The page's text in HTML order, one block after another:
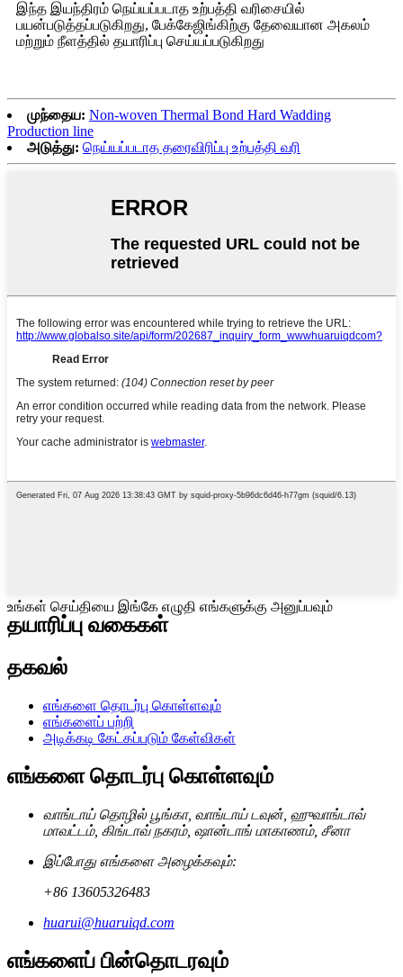
இந்த இயந்திரம் நெய்யப்படாத உற்பத்தி வரிசையில்
பயன்படுத்தப்படுகிறது, பேக்கேஜிங்கிற்கு தேவையான அகலம்
மற்றும் நீளத்தில் தயாரிப்பு செய்யப்படுகிறது
முந்தைய: Non-woven Thermal Bond Hard Wadding
Production line
அடுத்து: நெய்யப்படாத தரைவிரிப்பு உற்பத்தி வரி
உங்கள் செய்தியை இங்கே எழுதி எங்களுக்கு அனுப்பவும்
தயாரிப்பு வகைகள்
தகவல்
எங்களை தொடர்பு கொள்ளவும்
எங்களைப் பற்றி
அடிக்கடி கேட்கப்படும் கேள்விகள்
எங்களை தொடர்பு கொள்ளவும்
வாங்டாய் தொழில் பூங்கா, வாங்டாய் டவுன், ஹுவாங்டாவ்
மாவட்டம், கிங்டாவ் நகரம், ஷான்டாங் மாகாணம், சீனா
இப்போது எங்களை அழைக்கவும்:
+86 13605326483
huarui@huaruiqd.com
எங்களைப் பின்தொடரவும்